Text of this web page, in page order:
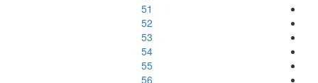
51
52
53
54
55
56